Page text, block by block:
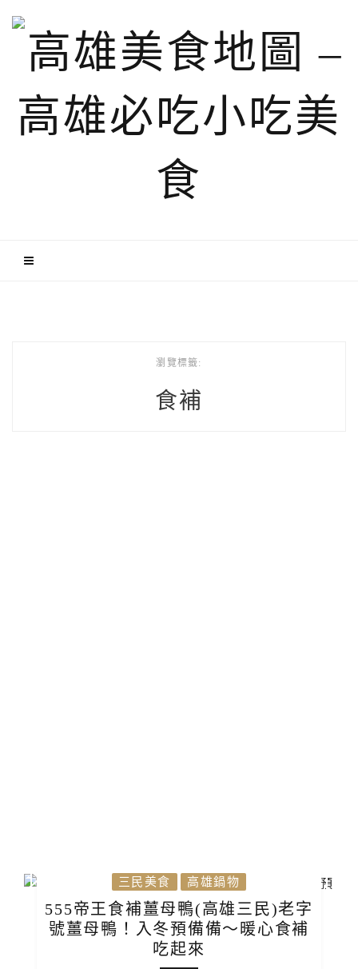
瀏覽標籤:
食補
三民美食 高雄鍋物
555帝王食補薑母鴨(高雄三民)老字
號薑母鴨！入冬預備備～暖心食補
吃起來